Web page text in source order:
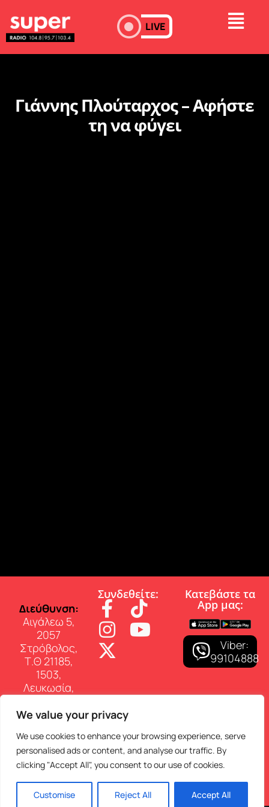
We value your privacy
We use cookies to enhance your browsing experience, serve
personalised ads or content, and analyse our traffic. By
clicking "Accept All", you consent to our use of cookies.
Customise Reject All Accept All
LIVE
Γιάννης Πλούταρχος – Αφήστε
τη να φύγει
∆ιεύθυνση:
Αιγάλεω 5,
2057
Στρόβολος,
Τ.Θ 21185,
1503,
Λευκωσία,
Επικοινωνία:
Τηλ: 22 460
150
E-mail:
info@superfmradio.com
Συνδεθείτε: Κατεβάστε τα
App µας:
Viber:
99104888